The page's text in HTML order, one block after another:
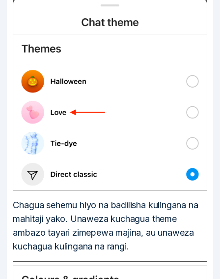
Chagua sehemu hiyo na badilisha kulingana na
mahitaji yako. Unaweza kuchagua theme
ambazo tayari zimepewa majina, au unaweza
kuchagua kulingana na rangi.